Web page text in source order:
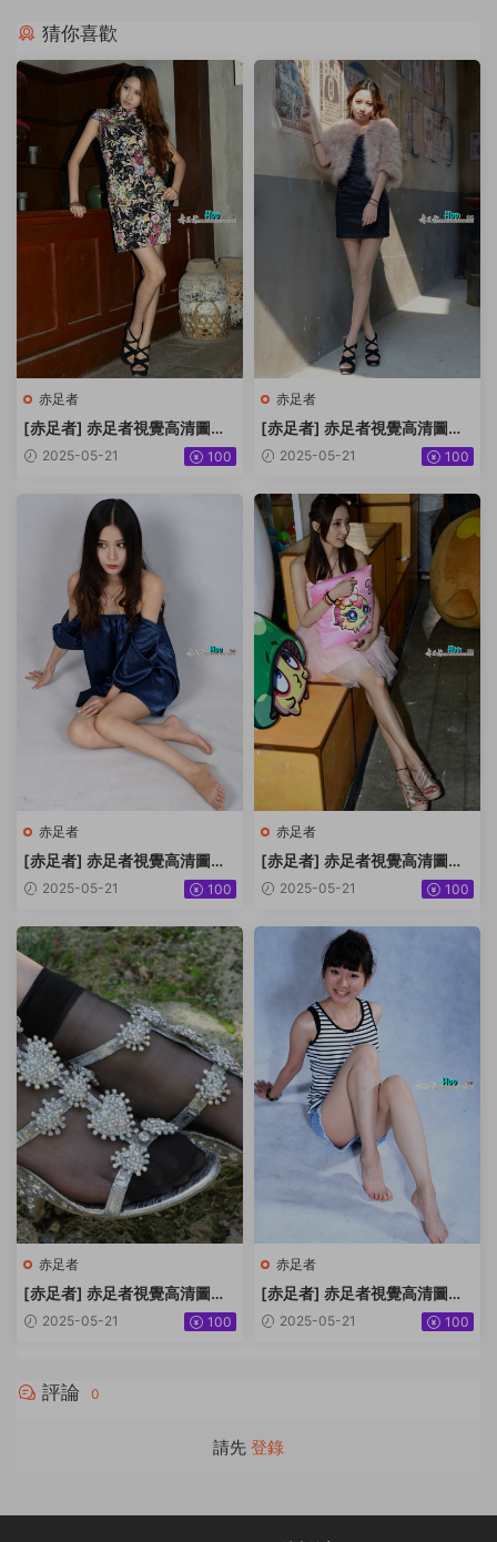
猜你喜歡
赤足者
[赤足者] 赤足者視覺高清圖集
No.102 小玉 [70P]
2025-05-21 100
赤足者
[赤足者] 赤足者視覺高清圖集
No.101 小玉 [38P]
2025-05-21 100
赤足者
[赤足者] 赤足者視覺高清圖集
No.100 Vivian棚拍 [36P430
2025-05-21 100
赤足者
[赤足者] 赤足者視覺高清圖集
No.099 2014CJ展上我的模
2025-05-21 100
赤足者
[赤足者] 赤足者視覺高清圖集
No.098 小玉短黑絲無水原圖
2025-05-21 100
赤足者
[赤足者] 赤足者視覺高清圖集
No.097 小豔最後一組 [90P34
2025-05-21 100
評論 0
請先 登錄